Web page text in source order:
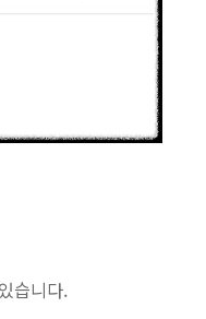
습니다.